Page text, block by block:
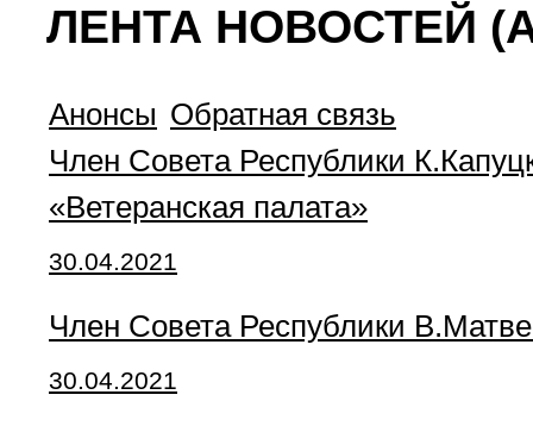
ЛЕНТА НОВОСТЕЙ
Анонсы Обратная связь
Член Совета Республики
«Ветеранская палата»
30.04.2021
Член Совета Республики
30.04.2021